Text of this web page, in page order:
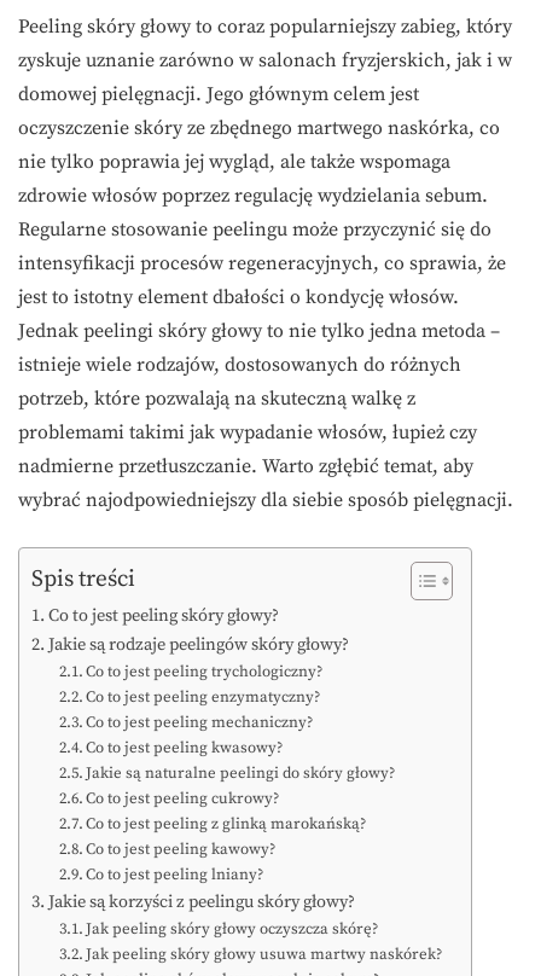
Peeling skóry głowy to coraz popularniejszy zabieg, który
zyskuje uznanie zarówno w salonach fryzjerskich, jak i w
domowej pielęgnacji. Jego głównym celem jest
oczyszczenie skóry ze zbędnego martwego naskórka, co
nie tylko poprawia jej wygląd, ale także wspomaga
zdrowie włosów poprzez regulację wydzielania sebum.
Regularne stosowanie peelingu może przyczynić się do
intensyfikacji procesów regeneracyjnych, co sprawia, że
jest to istotny element dbałości o kondycję włosów.
Jednak peelingi skóry głowy to nie tylko jedna metoda –
istnieje wiele rodzajów, dostosowanych do różnych
potrzeb, które pozwalają na skuteczną walkę z
problemami takimi jak wypadanie włosów, łupież czy
nadmierne przetłuszczanie. Warto zgłębić temat, aby
wybrać najodpowiedniejszy dla siebie sposób pielęgnacji.
Spis treści
Co to jest peeling skóry głowy?
Jakie są rodzaje peelingów skóry głowy?
Co to jest peeling trychologiczny?
Co to jest peeling enzymatyczny?
Co to jest peeling mechaniczny?
Co to jest peeling kwasowy?
Jakie są naturalne peelingi do skóry głowy?
Co to jest peeling cukrowy?
Co to jest peeling z glinką marokańską?
Co to jest peeling kawowy?
Co to jest peeling lniany?
Jakie są korzyści z peelingu skóry głowy?
Jak peeling skóry głowy oczyszcza skórę?
Jak peeling skóry głowy usuwa martwy naskórek?